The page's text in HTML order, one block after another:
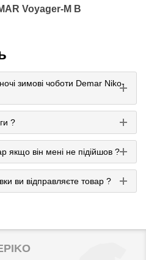
Voyager-M B
зимові чоботи Demar Niko-
?
якщо він мені не підійшов ?
ви відправляєте товар ?